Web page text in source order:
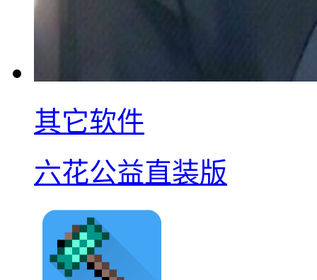
其它软件
六花公益直装版